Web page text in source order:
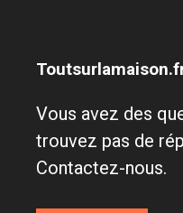
Vous avez des
trouvez pas de
Contactez-nous.